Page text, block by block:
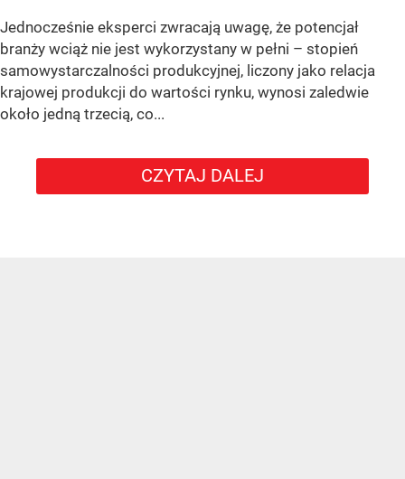
Jednocześnie eksperci zwracają uwagę, że potencjał
branży wciąż nie jest wykorzystany w pełni – stopień
samowystarczalności produkcyjnej, liczony jako relacja
krajowej produkcji do wartości rynku, wynosi zaledwie
około jedną trzecią, co...
CZYTAJ DALEJ